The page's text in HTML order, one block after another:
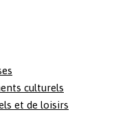
culturels
et de loisirs